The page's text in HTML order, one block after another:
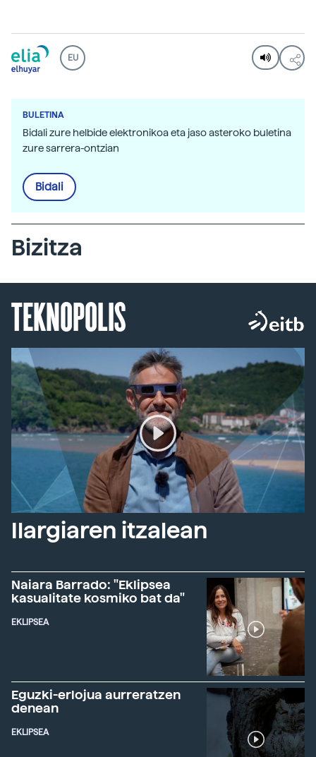
EU
BULETINA
Bidali zure helbide elektronikoa eta jaso asteroko buletina
zure sarrera-ontzian
Bidali
Bizitza
TEKNOPOLIS
Ilargiaren itzalean
Naiara Barrado: "Eklipsea
kasualitate kosmiko bat da"
EKLIPSEA
Eguzki-erlojua aurreratzen
denean
EKLIPSEA